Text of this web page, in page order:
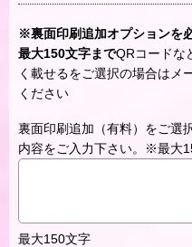
※裏面印刷追加オプションを
最大150文字までQRコードな
く載せるをご選択の場合はメ
ください
裏面印刷追加（有料）をご選
内容をご入力下さい。※最大
最大150文字